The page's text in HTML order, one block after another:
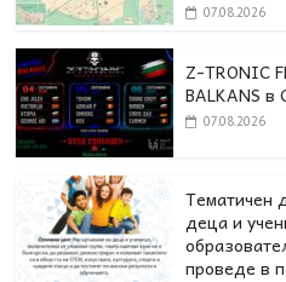
07.08.2026
Z-TRONIC
BALKANS в
07.08.2026
Тематичен
деца и
проведе в